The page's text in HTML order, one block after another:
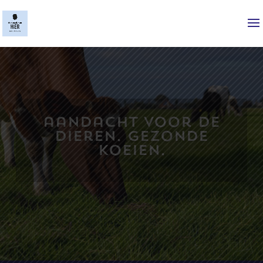
aandacht voor de
dieren. Gezonde
koeien.